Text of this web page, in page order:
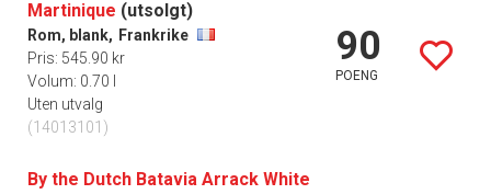
Martinique (utsolgt)
Rom, blank, Frankrike
Pris: 545.90 kr
Volum: 0.70 l
Uten utvalg
(14013101)
90
POENG
By the Dutch Batavia Arrack White